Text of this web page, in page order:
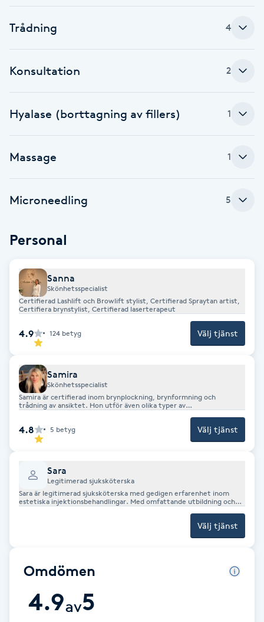
Kinesisk medicin
Klangmassage
Klippning & Slingor
Koppningsmassage
Kosmetisk tatuering
Kostrådgivning
Kroppsinpackning
Kroppspeeling
Käkledsbehandling
Kärlbehandling
Laserbehandling
Liktornar
Trådning 4
Konsultation 2
Hyalase (borttagning av fillers) 1
Massage 1
Microneedling 5
Personal
Sanna
Skönhetsspecialist
Certifierad Lashlift och Browlift stylist, Certifierad Spraytan artist,
Certifiera brynstylist, Certifierad laserterapeut
4.9 124 betyg Välj tjänst
Samira
Skönhetsspecialist
Samira är certifierad inom brynplockning, brynformning och
trådning av ansiktet. Hon utför även olika typer av
4.8 5 betyg Välj tjänst
Sara
Legitimerad sjuksköterska
Sara är legitimerad sjuksköterska med gedigen erfarenhet inom
estetiska injektionsbehandlingar. Med omfattande utbildning och
professionalism och precision. Genom sin känsla för estetik och
naturliga resultat strävar Sara efter att lyfta fram varje kunds unika
Välj tjänst
Omdömen
4.9av5